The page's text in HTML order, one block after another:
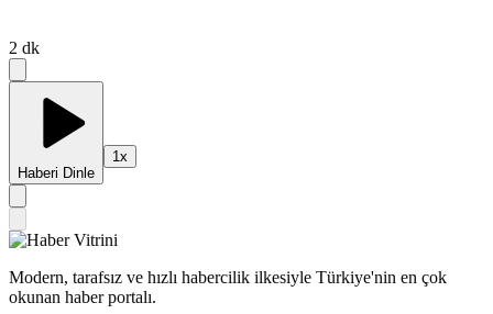
2 dk
Haberi Dinle
1x
Modern, tarafsız ve hızlı habercilik ilkesiyle Türkiye'nin en çok
okunan haber portalı.